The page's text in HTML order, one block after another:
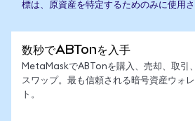
標は、原資産を特定するためのみに使用さ
数秒でABTonを入手
MetaMaskでABTonを購入、売却、取引、
スワップ。最も信頼される暗号資産ウォ
ト。